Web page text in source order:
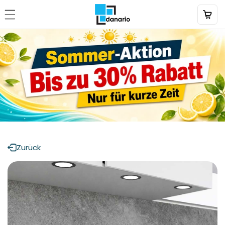
zum
Inhalt
Zurück